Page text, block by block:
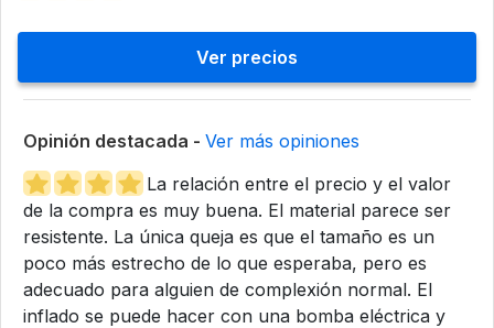
Ver precios
Opinión destacada - Ver más opiniones
La relación entre el precio y el valor
de la compra es muy buena. El material parece ser
resistente. La única queja es que el tamaño es un
poco más estrecho de lo que esperaba, pero es
adecuado para alguien de complexión normal. El
inflado se puede hacer con una bomba eléctrica y